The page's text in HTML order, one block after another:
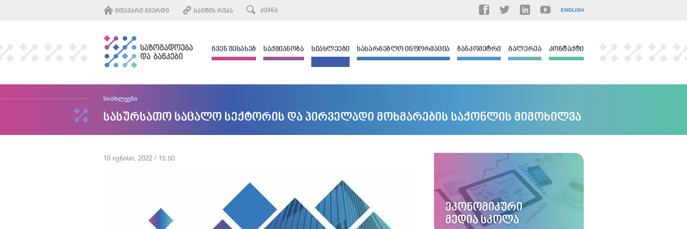
ᲛᲗᲐᲕᲐᲠᲘ ᲒᲕᲔᲠᲓᲘ ᲡᲐᲘᲢᲘᲡ ᲠᲣᲙᲐ ENGLISH
ᲩᲕᲔᲜ ᲨᲔᲡᲐᲮᲔᲑ ᲡᲐᲥᲛᲘᲐᲜᲝᲑᲐ ᲡᲘᲐᲮᲚᲔᲔᲑᲘ ᲡᲐᲡᲐᲠᲒᲔᲑᲚᲝ ᲘᲜᲤᲝᲠᲛᲐᲪᲘᲐ ᲑᲐᲜᲙᲝᲛᲔᲢᲠᲘ ᲒᲐᲚᲔᲠᲔᲐ ᲙᲝᲜᲢᲐᲥᲢᲘ
სიახლეები
სასურსათო საცალო სექტორის და პირველადი მოხმარების საქონლის მიმოხილვა
10 ივნისი, 2022 / 15:50
ᲔᲙᲝᲜᲝᲛᲘᲙᲣᲠᲘ
ᲛᲔᲓᲘᲐ ᲡᲙᲝᲚᲐ